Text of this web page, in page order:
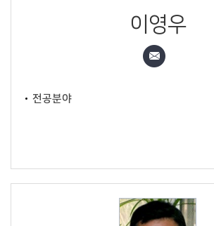
이영우
전공분야